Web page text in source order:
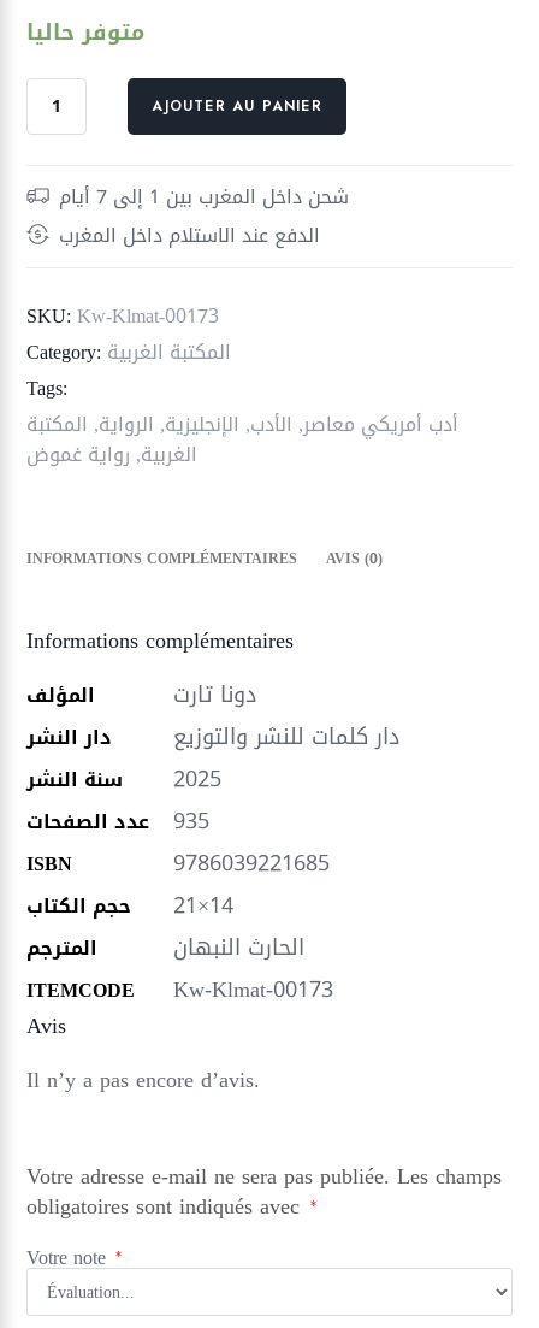
متوفر حاليا
quantité
الصغير
2/1
AJOUTER AU PANIER
شحن داخل المغرب بين 1 إلى 7 أيام
الدفع عند الاستلام داخل المغرب
SKU: Kw-Klmat-00173
Category: المكتبة الغربية
Tags:
أدب أمريكي معاصر, الأدب, الإنجليزية, الرواية, المكتبة
الغربية,رواية غموض
INFORMATIONS COMPLÉMENTAIRES AVIS (0)
Informations complémentaires
المؤلف دونا تارت
دار النشر دار كلمات للنشر والتوزيع
سنة النشر 2025
عدد الصفحات 935
ISBN 9786039221685
حجم الكتاب 21×14
المترجم الحارث النبهان
ITEMCODE
Kw-Klmat-00173
Avis
Il n’y a pas encore d’avis.
Votre adresse e-mail ne sera pas publiée. Les champs
obligatoires sont indiqués avec *
Votre note *